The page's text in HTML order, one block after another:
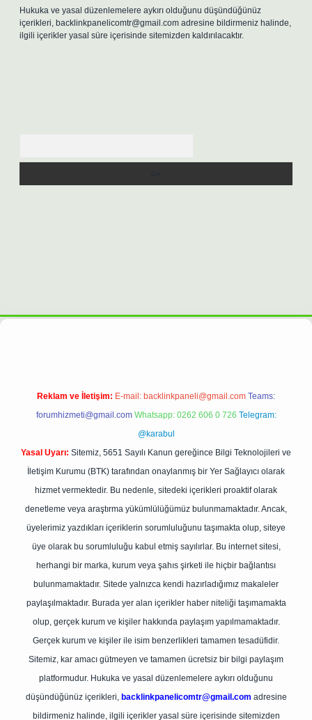
Hukuka ve yasal düzenlemelere aykırı olduğunu düşündüğünüz
içerikleri, backlinkpanelicomtr@gmail.com adresine bildirmeniz halinde,
ilgili içerikler yasal süre içerisinde sitemizden kaldırılacaktır.
betexpergir.net
Reklam ve İletişim: E-mail: backlinkpaneli@gmail.com Teams:
forumhizmeti@gmail.com Whatsapp: 0262 606 0 726 Telegram:
@karabul
Yasal Uyarı: Sitemiz, 5651 Sayılı Kanun gereğince Bilgi Teknolojileri ve
İletişim Kurumu (BTK) tarafından onaylanmış bir Yer Sağlayıcı olarak
hizmet vermektedir. Bu nedenle, sitedeki içerikleri proaktif olarak
denetleme veya araştırma yükümlülüğümüz bulunmamaktadır. Ancak,
üyelerimiz yazdıkları içeriklerin sorumluluğunu taşımakta olup, siteye
üye olarak bu sorumluluğu kabul etmiş sayılırlar. Bu internet sitesi,
herhangi bir marka, kurum veya şahıs şirketi ile hiçbir bağlantısı
bulunmamaktadır. Sitede yalnızca kendi hazırladığımız makaleler
paylaşılmaktadır. Burada yer alan içerikler haber niteliği taşımamakta
olup, gerçek kurum ve kişiler hakkında paylaşım yapılmamaktadır.
Gerçek kurum ve kişiler ile isim benzerlikleri tamamen tesadüfidir.
Sitemiz, kar amacı gütmeyen ve tamamen ücretsiz bir bilgi paylaşım
platformudur. Hukuka ve yasal düzenlemelere aykırı olduğunu
düşündüğünüz içerikleri, backlinkpanelicomtr@gmail.com adresine
bildirmeniz halinde, ilgili içerikler yasal süre içerisinde sitemizden